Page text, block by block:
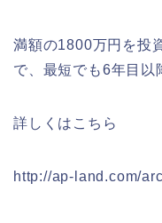
満額の1800万円を投
で、最短でも6年目以
詳しくはこちら
http://ap-land.com/